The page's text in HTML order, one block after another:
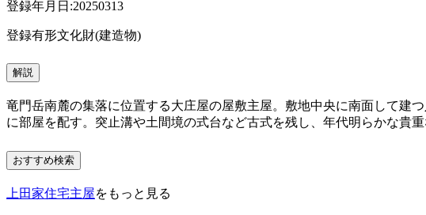
登録年月日:20250313
登録有形文化財(建造物)
解説
竜門岳南麓の集落に位置する大庄屋の屋敷主屋。敷地中央に南面して建
に部屋を配す。突止溝や土間境の式台など古式を残し、年代明らかな貴重
おすすめ検索
上田家住宅主屋をもっと見る